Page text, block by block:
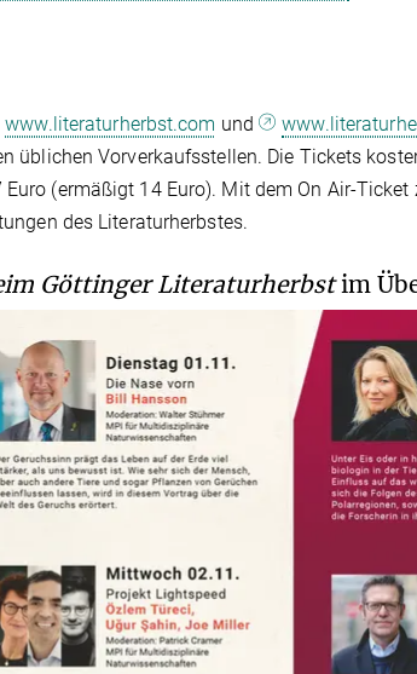
www.literaturherbst.com und
üblichen Vorverkaufsstellen. Die Tickets
(ermäßigt 14 Euro). Mit dem On Air-
des Literaturherbstes.
Göttinger Literaturherbstim